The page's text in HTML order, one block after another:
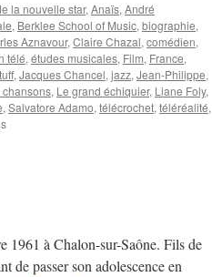
la nouvelle star, Anaïs, André
, Berklee School of Music, biographie,
Aznavour, Claire Chazal, comédien,
télé, études musicales, Film, France,
, Jacques Chancel, jazz, Jean-Philippe,
chansons, Le grand échiquier, Liane Foly,
, Salvatore Adamo, télécrochet, téléréalité,
sur
1961 à Chalon-sur-Saône. Fils de
de passer son adolescence en